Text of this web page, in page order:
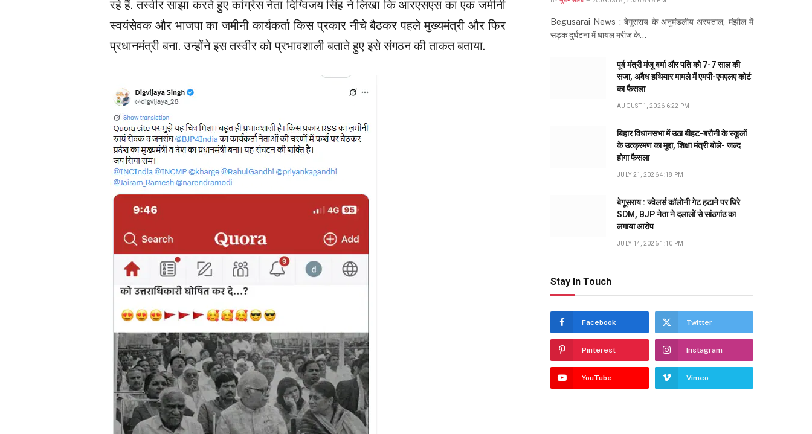
रहे हैं. तस्वीर साझा करते हुए कांग्रेस नेता दिग्विजय सिंह ने लिखा कि आरएसएस का एक जमीनी
स्वयंसेवक और भाजपा का जमीनी कार्यकर्ता किस प्रकार नीचे बैठकर पहले मुख्यमंत्री और फिर
प्रधानमंत्री बना. उन्होंने इस तस्वीर को प्रभावशाली बताते हुए इसे संगठन की ताकत बताया.
Begusarai News : बेगूसराय के अनुमंडलीय अस्पताल, मंझौल में
सड़क दुर्घटना में घायल मरीज के…
पूर्व मंत्री मंजू वर्मा और पति को 7-7 साल की
सजा, अवैध हथियार मामले में एमपी-एमएलए कोर्ट
का फैसला
AUGUST 1, 2026 6:22 PM
बिहार विधानसभा में उठा बीहट-बरौनी के स्कूलों
के उत्क्रमण का मुद्दा, शिक्षा मंत्री बोले- जल्द
होगा फैसला
JULY 21, 2026 4:18 PM
बेगूसराय : ज्वेलर्स कॉलोनी गेट हटाने पर घिरे
SDM, BJP नेता ने दलालों से सांठगांठ का
लगाया आरोप
JULY 14, 2026 1:10 PM
Stay In Touch
Facebook Twitter
Pinterest Instagram
YouTube Vimeo